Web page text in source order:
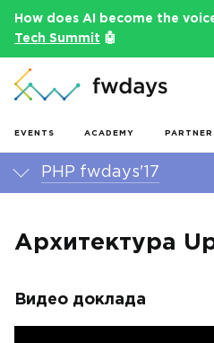
How does AI become the
Tech Summit 🤖
EVENTS ACADEMY
PHP fwdays'17
Архитектура
Видео доклада